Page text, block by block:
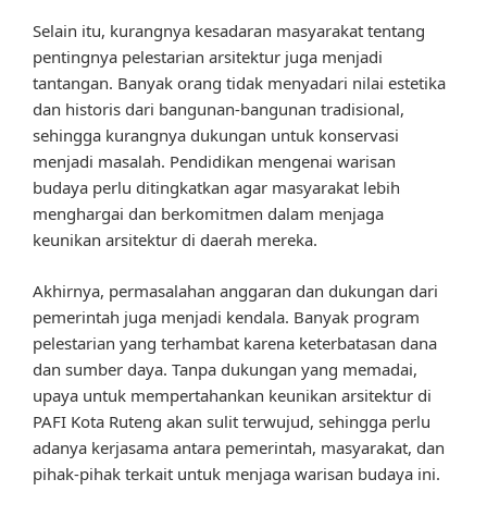
Selain itu, kurangnya kesadaran masyarakat tentang
pentingnya pelestarian arsitektur juga menjadi
tantangan. Banyak orang tidak menyadari nilai estetika
dan historis dari bangunan-bangunan tradisional,
sehingga kurangnya dukungan untuk konservasi
menjadi masalah. Pendidikan mengenai warisan
budaya perlu ditingkatkan agar masyarakat lebih
menghargai dan berkomitmen dalam menjaga
keunikan arsitektur di daerah mereka.
Akhirnya, permasalahan anggaran dan dukungan dari
pemerintah juga menjadi kendala. Banyak program
pelestarian yang terhambat karena keterbatasan dana
dan sumber daya. Tanpa dukungan yang memadai,
upaya untuk mempertahankan keunikan arsitektur di
PAFI Kota Ruteng akan sulit terwujud, sehingga perlu
adanya kerjasama antara pemerintah, masyarakat, dan
pihak-pihak terkait untuk menjaga warisan budaya ini.